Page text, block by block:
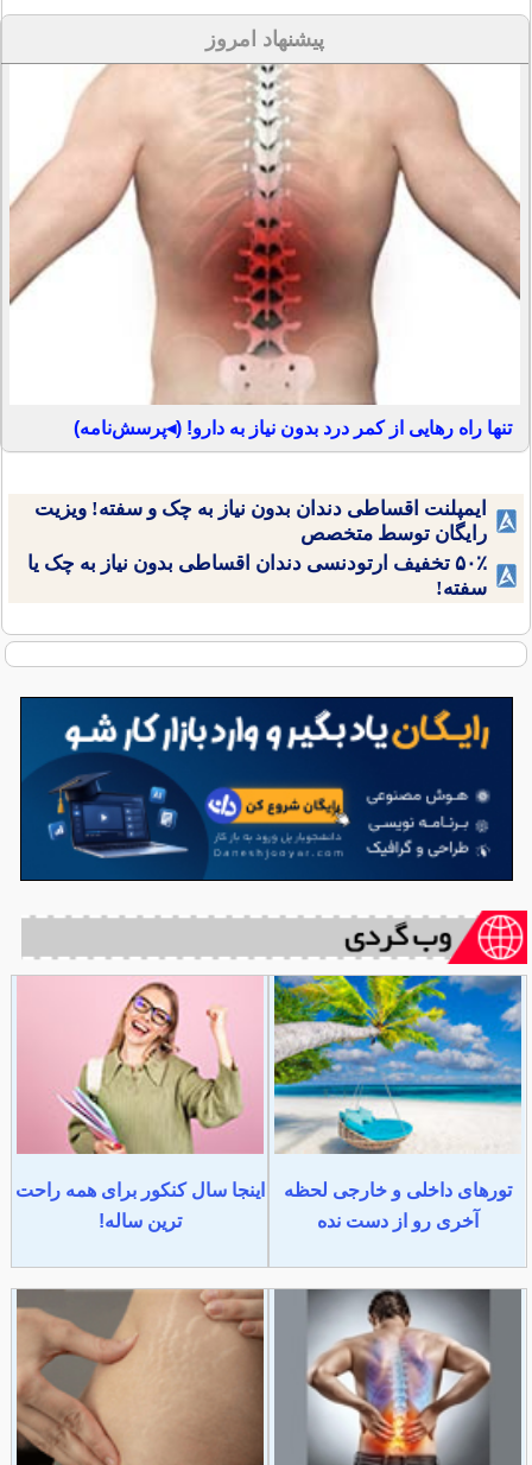
پیشنهاد امروز
تنها راه رهایی از کمر درد بدون نیاز به دارو! (◂پرسش‌نامه)
ایمپلنت اقساطی دندان بدون نیاز به چک و سفته! ویزیت
رایگان توسط متخصص
۵۰٪ تخفیف ارتودنسی دندان اقساطی بدون نیاز به چک یا
سفته!
تورهای داخلی و خارجی لحظه
آخری رو از دست نده
اینجا سال کنکور برای همه راحت
ترین ساله!